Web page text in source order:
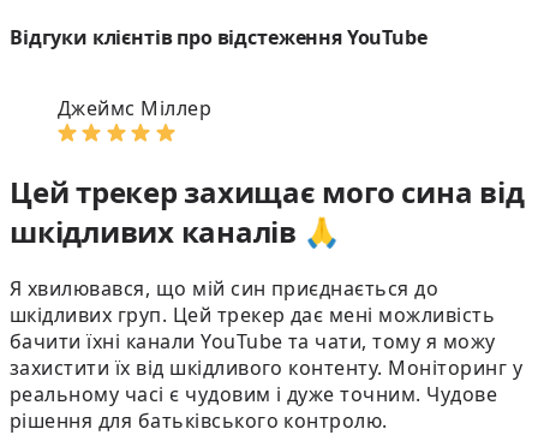
Відгуки клієнтів про відстеження YouTube
Джеймс Міллер
Цей трекер захищає мого сина від
шкідливих каналів 🙏
Я хвилювався, що мій син приєднається до
шкідливих груп. Цей трекер дає мені можливість
бачити їхні канали YouTube та чати, тому я можу
захистити їх від шкідливого контенту. Моніторинг у
реальному часі є чудовим і дуже точним. Чудове
рішення для батьківського контролю.